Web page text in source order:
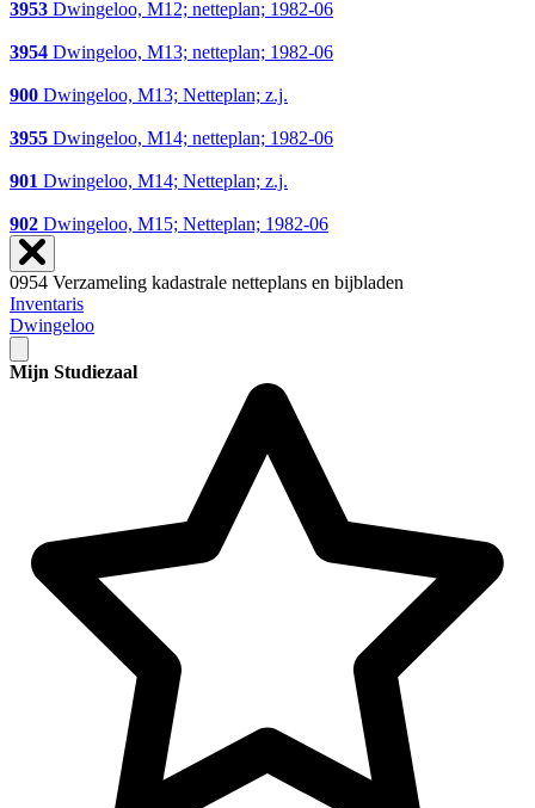
3953 Dwingeloo, M12; netteplan; 1982-06
3954 Dwingeloo, M13; netteplan; 1982-06
900 Dwingeloo, M13; Netteplan; z.j.
3955 Dwingeloo, M14; netteplan; 1982-06
901 Dwingeloo, M14; Netteplan; z.j.
902 Dwingeloo, M15; Netteplan; 1982-06
0954 Verzameling kadastrale netteplans en bijbladen
Inventaris
Dwingeloo
Mijn Studiezaal